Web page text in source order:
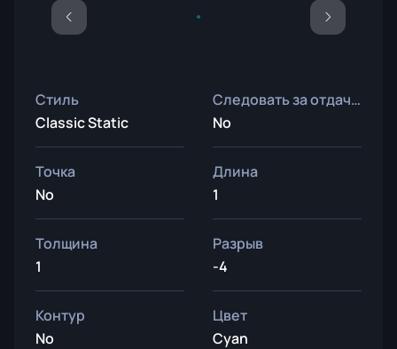
Стиль
Classic Static
Следовать за отдачей
No
Точка
No
Длина
1
Толщина
1
Разрыв
-4
Контур
No
Цвет
Cyan